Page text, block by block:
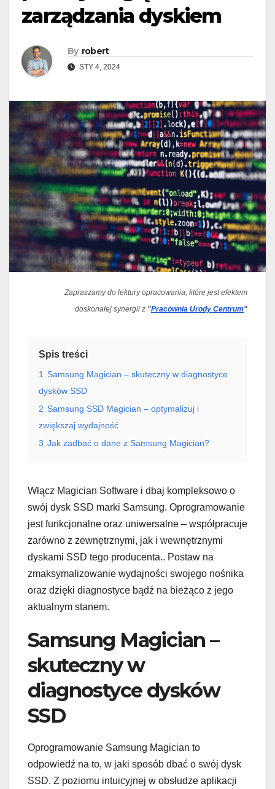
zarządzania dyskiem
By robert
STY 4, 2024
Zapraszamy do lektury opracowania, które jest efektem
doskonałej synergii z "Pracownia Urody Centrum"
Spis treści
1 Samsung Magician – skuteczny w diagnostyce
dysków SSD
2 Samsung SSD Magician – optymalizuj i
zwiększaj wydajność
3 Jak zadbać o dane z Samsung Magician?
Włącz Magician Software i dbaj kompleksowo o
swój dysk SSD marki Samsung. Oprogramowanie
jest funkcjonalne oraz uniwersalne – współpracuje
zarówno z zewnętrznymi, jak i wewnętrznymi
dyskami SSD tego producenta.. Postaw na
zmaksymalizowanie wydajności swojego nośnika
oraz dzięki diagnostyce bądź na bieżąco z jego
aktualnym stanem.
Samsung Magician –
skuteczny w
diagnostyce dysków
SSD
Oprogramowanie Samsung Magician to
odpowiedź na to, w jaki sposób dbać o swój dysk
SSD. Z poziomu intuicyjnej w obsłudze aplikacji